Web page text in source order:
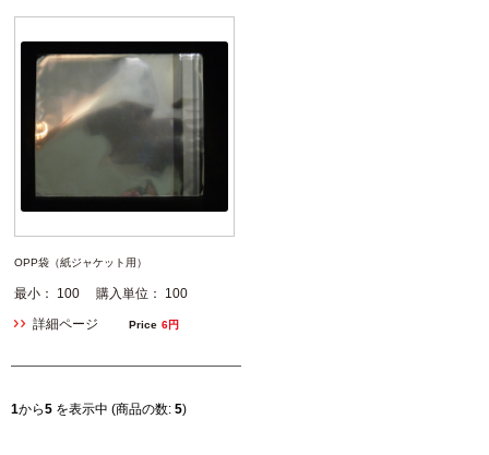
OPP袋（紙ジャケット用）
最小： 100 購入単位： 100
詳細ページ
Price 6円
1から5 を表示中 (商品の数: 5)